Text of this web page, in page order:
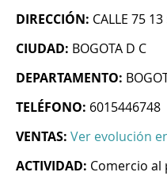
DIRECCIÓN: CALLE 75
CIUDAD: BOGOTA D C
DEPARTAMENTO:
TELÉFONO: 6015446748
VENTAS: Ver evolución
ACTIVIDAD: Comercio